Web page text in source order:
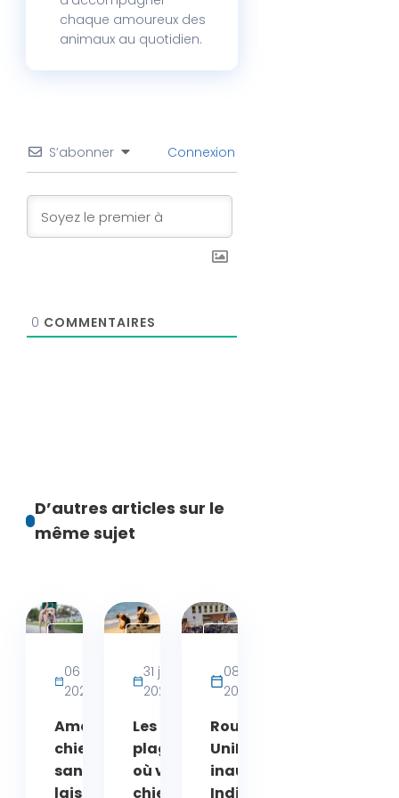
chaque amoureux des
animaux au quotidien.
S’abonner Connexion
0 COMMENTAIRES
D’autres articles sur le
même sujet
être
chien
06 août
2026
Amende
chien
sans
laisse
31 juillet
2026
Les
plages
où votre
chien
08 juin
2026
Rouen :
UniLaSalle
inaugure
Indivisa,